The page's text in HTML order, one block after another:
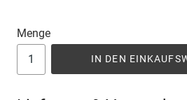
Menge
IN DEN